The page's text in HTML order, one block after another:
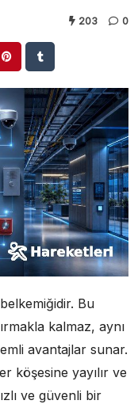
203 0
belkemiğidir. Bu
kalmaz, aynı
avantajlar sunar.
köşesine yayılır ve
ve güvenli bir